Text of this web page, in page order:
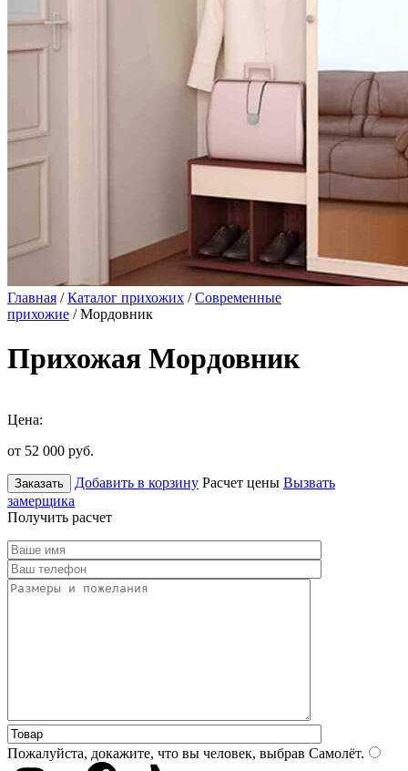
Главная /Каталог прихожих /Современные
прихожие / Мордовник
Прихожая Мордовник
Цена:
от 52 000 руб.
Заказать Добавить в корзину Расчет цены Вызвать
замерщика
Получить расчет
Пожалуйста, докажите, что вы человек, выбрав Самолёт.